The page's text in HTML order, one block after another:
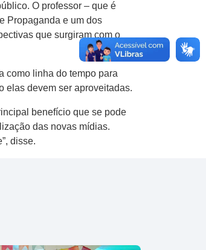
O professor – que é
Propaganda e um dos
que surgiram com o
como linha do tempo para
elas devem ser aproveitadas.
benefício que se pode
das novas mídias.
disse.